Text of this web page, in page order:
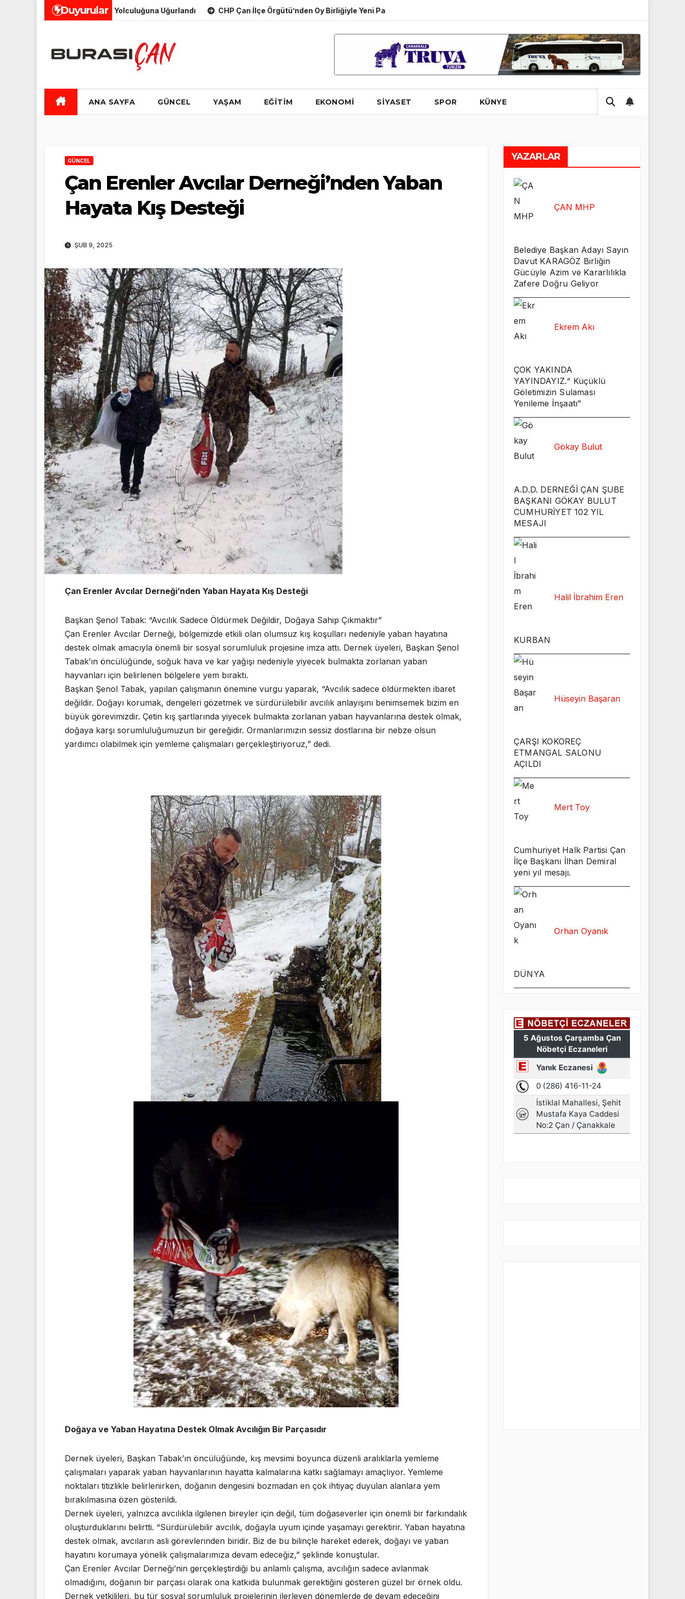
Duyurular
Bahattin Uçar Son Yolculuğuna Uğurlandı CHP Çan İlçe Örgütü’nden Oy Birliğiyle Yeni Parti Kararı
ANA SAYFA GÜNCEL YAŞAM EĞİTİM EKONOMİ SİYASET SPOR KÜNYE
GÜNCEL
Çan Erenler Avcılar Derneği’nden Yaban
Hayata Kış Desteği
ŞUB 9, 2025
Çan Erenler Avcılar Derneği’nden Yaban Hayata Kış Desteği
Başkan Şenol Tabak: “Avcılık Sadece Öldürmek Değildir, Doğaya Sahip Çıkmaktır”
Çan Erenler Avcılar Derneği, bölgemizde etkili olan olumsuz kış koşulları nedeniyle yaban hayatına
destek olmak amacıyla önemli bir sosyal sorumluluk projesine imza attı. Dernek üyeleri, Başkan Şenol
Tabak’ın öncülüğünde, soğuk hava ve kar yağışı nedeniyle yiyecek bulmakta zorlanan yaban
hayvanları için belirlenen bölgelere yem bıraktı.
Başkan Şenol Tabak, yapılan çalışmanın önemine vurgu yaparak, “Avcılık sadece öldürmekten ibaret
değildir. Doğayı korumak, dengeleri gözetmek ve sürdürülebilir avcılık anlayışını benimsemek bizim en
büyük görevimizdir. Çetin kış şartlarında yiyecek bulmakta zorlanan yaban hayvanlarına destek olmak,
doğaya karşı sorumluluğumuzun bir gereğidir. Ormanlarımızın sessiz dostlarına bir nebze olsun
yardımcı olabilmek için yemleme çalışmaları gerçekleştiriyoruz,” dedi.
Doğaya ve Yaban Hayatına Destek Olmak Avcılığın Bir Parçasıdır
Dernek üyeleri, Başkan Tabak’ın öncülüğünde, kış mevsimi boyunca düzenli aralıklarla yemleme
çalışmaları yaparak yaban hayvanlarının hayatta kalmalarına katkı sağlamayı amaçlıyor. Yemleme
noktaları titizlikle belirlenirken, doğanın dengesini bozmadan en çok ihtiyaç duyulan alanlara yem
bırakılmasına özen gösterildi.
Dernek üyeleri, yalnızca avcılıkla ilgilenen bireyler için değil, tüm doğaseverler için önemli bir farkındalık
oluşturduklarını belirtti. “Sürdürülebilir avcılık, doğayla uyum içinde yaşamayı gerektirir. Yaban hayatına
destek olmak, avcıların asli görevlerinden biridir. Biz de bu bilinçle hareket ederek, doğayı ve yaban
hayatını korumaya yönelik çalışmalarımıza devam edeceğiz,” şeklinde konuştular.
Çan Erenler Avcılar Derneği’nin gerçekleştirdiği bu anlamlı çalışma, avcılığın sadece avlanmak
olmadığını, doğanın bir parçası olarak ona katkıda bulunmak gerektiğini gösteren güzel bir örnek oldu.
Dernek yetkilileri, bu tür sosyal sorumluluk projelerinin ilerleyen dönemlerde de devam edeceğini
YAZARLAR
ÇAN MHP
Belediye Başkan Adayı Sayın
Davut KARAGÖZ Birliğin
Gücüyle Azim ve Kararlılıkla
Zafere Doğru Geliyor
Ekrem Akı
ÇOK YAKINDA
YAYINDAYIZ.“ Küçüklü
Göletimizin Sulaması
Yenileme İnşaatı”
Gökay Bulut
A.D.D. DERNEĞİ ÇAN ŞUBE
BAŞKANI GÖKAY BULUT
CUMHURİYET 102 YIL
MESAJI
Halil İbrahim Eren
KURBAN
Hüseyin Başaran
ÇARŞI KOKOREÇ
ETMANGAL SALONU
AÇILDI
Mert Toy
Cumhuriyet Halk Partisi Çan
İlçe Başkanı İlhan Demiral
yeni yıl mesajı.
Orhan Oyanık
DÜNYA